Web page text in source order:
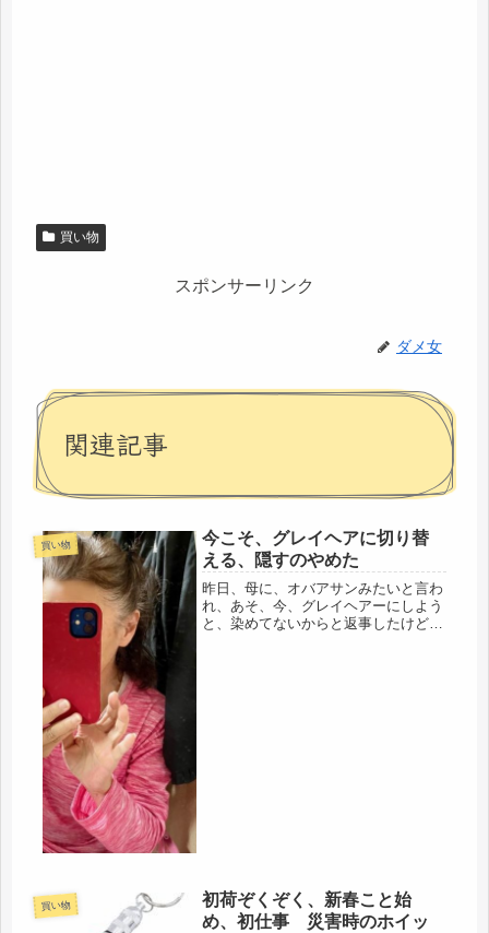
買い物
スポンサーリンク
ダメ女
関連記事
買い物
今こそ、グレイヘアに切り替
える、隠すのやめた
昨日、母に、オバアサンみたいと言わ
れ、あそ、今、グレイヘアーにしよう
と、染めてないからと返事したけど、
買い物
初荷ぞくぞく、新春こと始
め、初仕事 災害時のホイッ